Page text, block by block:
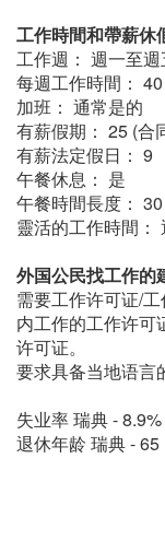
工作時間和帶薪休
工作週： 週一至週
每週工作時間： 40
加班： 通常是的
有薪假期： 25 (合
有薪法定假日： 9
午餐休息： 是
午餐時間長度：
靈活的工作時間：
外国公民找工作的
需要工作许可证/
内工作的工作许可
许可证。
要求具备当地语言
失业率 瑞典 - 8.9%
退休年龄 瑞典 - 65